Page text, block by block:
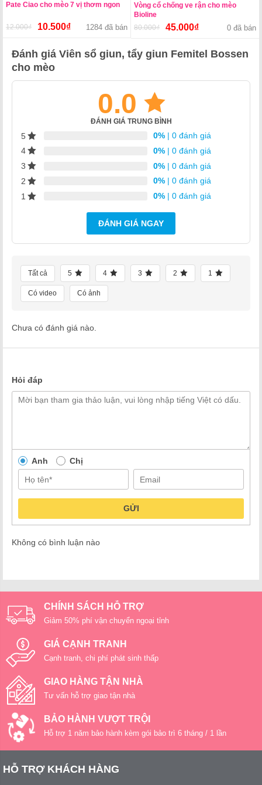
Pate Ciao cho mèo 7 vị thơm ngon
12.000₫
Giá
là:
12.000₫.
10.500₫Giá
tại
1284 đã bán
Vòng cổ chống ve rận cho mèo
Bioline
80.000₫
Giá
là:
45.000₫Giá
tại
0 đã bán
Đánh giá Viên sổ giun, tẩy giun Femitel Bossen
cho mèo
0.0
ĐÁNH GIÁ TRUNG BÌNH
5 0% | 0 đánh giá
4
0% | 0 đánh giá
3
0% | 0 đánh giá
2
0% | 0 đánh giá
1
0% | 0 đánh giá
ĐÁNH GIÁ NGAY
Tất cả 5 4 3 2 1
Có video Có ảnh
Chưa có đánh giá nào.
Hỏi đáp
Anh Chị
GỬI
Không có bình luận nào
CHÍNH SÁCH HỖ TRỢ
Giảm 50% phí vận chuyển ngoại tỉnh
GIÁ CẠNH TRANH
Cạnh tranh, chi phí phát sinh thấp
GIAO HÀNG TẬN NHÀ
Tư vấn hỗ trợ giao tận nhà
BẢO HÀNH VƯỢT TRỘI
Hỗ trợ 1 năm bảo hành kèm gói bảo trì 6 tháng / 1 lần
HỖ TRỢ KHÁCH HÀNG